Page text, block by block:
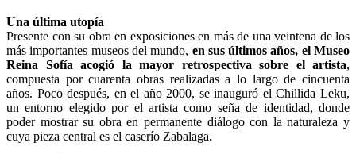
Una última utopía
Presente con su obra en exposiciones en más de una veintena de los
más importantes museos del mundo, en sus últimos años, el Museo
Reina Sofía acogió la mayor retrospectiva sobre el artista,
compuesta por cuarenta obras realizadas a lo largo de cincuenta
años. Poco después, en el año 2000, se inauguró el Chillida Leku,
un entorno elegido por el artista como seña de identidad, donde
poder mostrar su obra en permanente diálogo con la naturaleza y
cuya pieza central es el caserío Zabalaga.